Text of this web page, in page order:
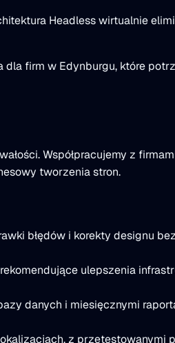
Headless wirtualnie
firm w Edynburgu, które
Współpracujemy z
tworzenia stron.
błędów i korekty designu
ulepszenia
danych i miesięcznymi
z przetestowanymi